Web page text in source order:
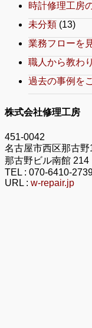
時計修理工房
未分類 (13)
業務フローを
職人から教わ
過去の事例を
株式会社修理工房
451-0042
名古屋市西区那古野
那古野ビル南館 214
TEL : 070-6410-
URL : w-repair.jp